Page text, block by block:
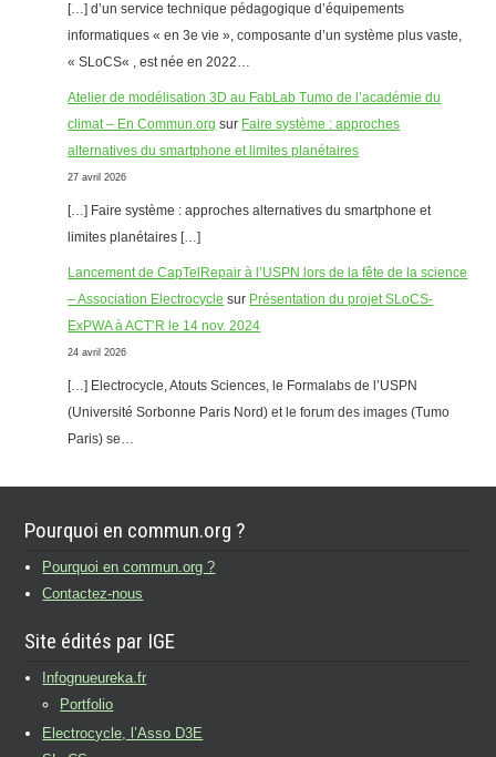
[…] d’un service technique pédagogique d’équipements
informatiques « en 3e vie », composante d’un système plus vaste,
« SLoCS« , est née en 2022…
Atelier de modélisation 3D au FabLab Tumo de l’académie du
climat – En Commun.org sur Faire système : approches
alternatives du smartphone et limites planétaires
27 avril 2026
[…] Faire système : approches alternatives du smartphone et
limites planétaires […]
Lancement de CapTelRepair à l’USPN lors de la fête de la science
– Association Electrocycle sur Présentation du projet SLoCS-
ExPWA à ACT’R le 14 nov. 2024
24 avril 2026
[…] Electrocycle, Atouts Sciences, le Formalabs de l’USPN
(Université Sorbonne Paris Nord) et le forum des images (Tumo
Paris) se…
Pourquoi en commun.org ?
Pourquoi en commun.org ?
Contactez-nous
Site édités par IGE
Infognueureka.fr
Portfolio
Electrocycle, l’Asso D3E